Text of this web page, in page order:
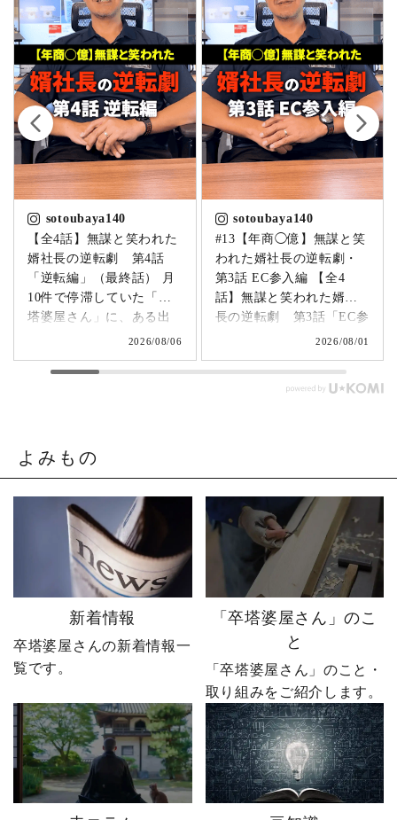
sotoubaya140
【全4話】無謀と笑われた
婿社長の逆転劇 第4話
「逆転編」（最終話） 月
10件で停滞していた「卒
塔婆屋さん」に、ある出
来事が起こります。▶
まじゃまずい。」 そう痛
発動します。 来る日も来
も予想しなかった結果で
した。 無謀だと笑われた
婿社長の逆転劇、ついに
完結です。 あなたなら、
人生で一番大きな挑戦は
何ですか？ぜひコメント
で教えてください！ 「い
いね」「保存」「フォロ
ー」も励みになります。
ーーーーーー 創業明治15
年｜卒塔婆専門メーカー
東京・日の出町を拠点
に、全国6,000以上のお寺
とお取引する、 お寺のこ
とを知り尽くした“卒塔婆
2026/08/06
sotoubaya140
#13【年商◯億】無謀と笑
われた婿社長の逆転劇・
第3話 EC参入編 【全4
話】無謀と笑われた婿社
長の逆転劇 第3話「EC参
たやじ社長が下した決断
とは。▶ @sotoubaya140
いたそうです。 それで
も、ダメ元で始めた初め
てのネットショップ運
たサイトに待っていたの
は、想像以上の結果でし
た。 そして、その後やじ
社長の運命を大きく変え
る出来事が起こります。
続きは第4話「逆転編」。
ぜひ最後までご覧いただ
き、感想をコメントで教
えてください！ 「いい
ね」「保存」「フォロ
ー」も励みになります。
ーーーーーーーーーーー
2026/08/01
よみもの
新着情報
卒塔婆屋さんの新着情報一
覧です。
「卒塔婆屋さん」のこ
と
「卒塔婆屋さん」のこと・
取り組みをご紹介します。